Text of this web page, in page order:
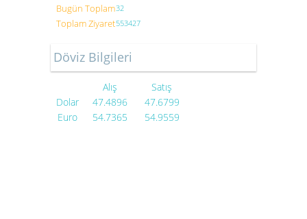
Bugün Toplam32
Toplam Ziyaret553427
Döviz Bilgileri
Alış
Satış
Dolar
47.4896
47.6799
Euro
54.7365 54.9559